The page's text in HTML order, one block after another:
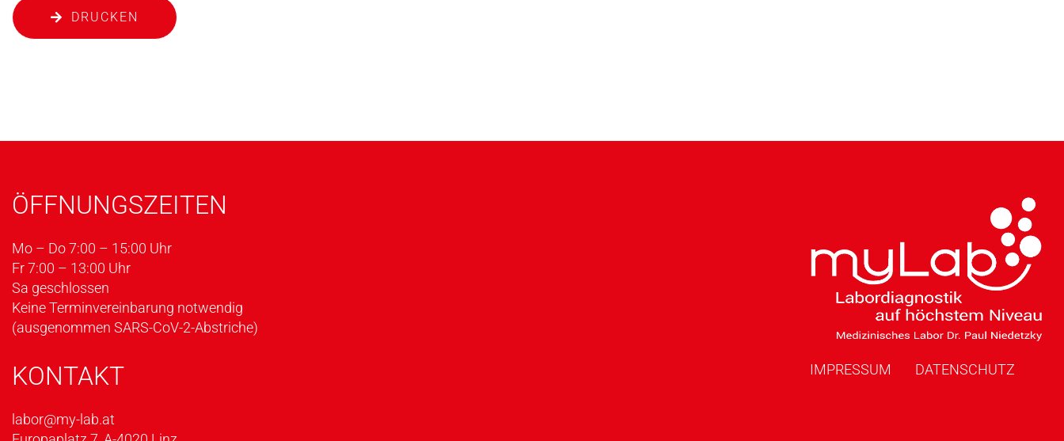
DRUCKEN
ÖFFNUNGSZEITEN
Mo – Do 7:00 – 15:00 Uhr
Fr 7:00 – 13:00 Uhr
Sa geschlossen
Keine Terminvereinbarung notwendig
(ausgenommen SARS-CoV-2-Abstriche)
KONTAKT
labor@my-lab.at
IMPRESSUM DATENSCHUTZ